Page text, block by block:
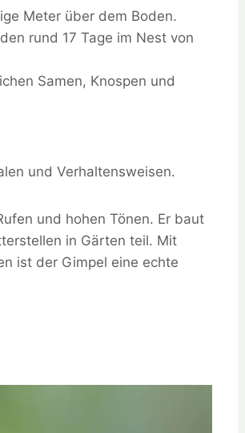
Meter über dem Boden.
rund 17 Tage im Nest von
Samen, Knospen und
und Verhaltensweisen.
und hohen Tönen. Er baut
in Gärten teil. Mit
ist der Gimpel eine echte